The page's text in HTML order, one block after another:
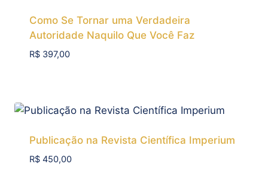
Como Se Tornar uma Verdadeira
Autoridade Naquilo Que Você Faz
R$397,00
Publicação na Revista Científica Imperium
R$450,00